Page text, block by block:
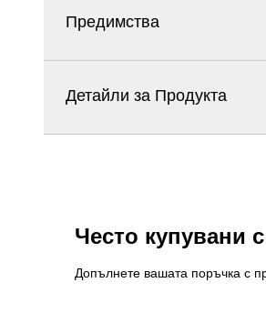
Предимства
Детайли за Продукта
Често купувани с
Допълнете вашата поръчка с